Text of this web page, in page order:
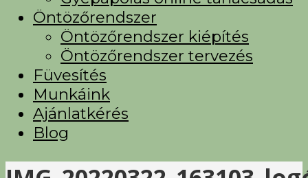
Öntözőrendszer
Öntözőrendszer kiépítés
Öntözőrendszer tervezés
Füvesítés
Munkáink
Ajánlatkérés
Blog